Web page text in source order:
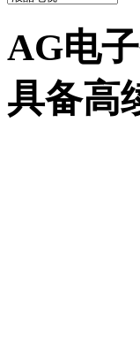
AG电
具备高